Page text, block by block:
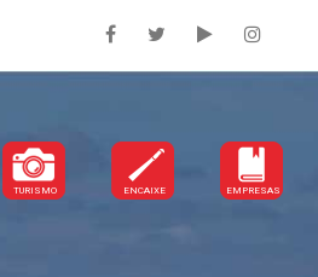
TURISMO ENCAIXE EMPRESAS